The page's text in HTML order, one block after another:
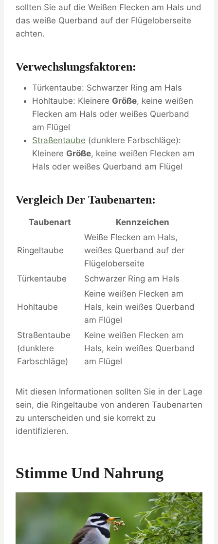
sollten Sie auf die Weißen Flecken am Hals und
das weiße Querband auf der Flügeloberseite
achten.
Verwechslungsfaktoren:
Türkentaube: Schwarzer Ring am Hals
Hohltaube: Kleinere Größe, keine weißen
Flecken am Hals oder weißes Querband
am Flügel
Straßentaube (dunklere Farbschläge):
Kleinere Größe, keine weißen Flecken am
Hals oder weißes Querband am Flügel
Vergleich Der Taubenarten:
Taubenart Kennzeichen
Ringeltaube
Weiße Flecken am Hals,
weißes Querband auf der
Flügeloberseite
Türkentaube
Schwarzer Ring am Hals
Hohltaube
Keine weißen Flecken am
Hals, kein weißes Querband
am Flügel
Straßentaube
(dunklere
Farbschläge)
Keine weißen Flecken am
Hals, kein weißes Querband
am Flügel
Mit diesen Informationen sollten Sie in der Lage
sein, die Ringeltaube von anderen Taubenarten
zu unterscheiden und sie korrekt zu
identifizieren.
Stimme Und Nahrung